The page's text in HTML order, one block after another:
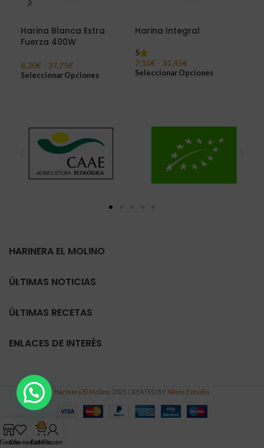
Harina Blanca Extra
Fuerza 400W
8,30€ - 37,75€
Seleccionar Opciones
Harina Integral
5
7,10€ - 31,45€
Seleccionar Opciones
HARINERA EL MOLINO
ÚLTIMAS NOTICIAS
ÚLTIMAS RECETAS
ENLACES DE INTERÉS
Harinera El Molino 2025 CREATED BY Nimio Estudio
Deseados
0
Carrito
Mi cuenta